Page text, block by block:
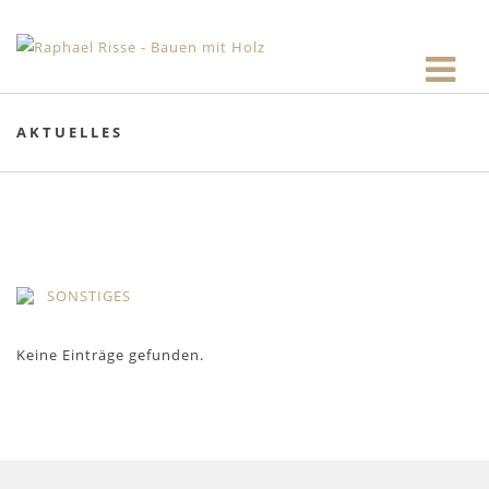
AKTUELLES
SONSTIGES
Keine Einträge gefunden.